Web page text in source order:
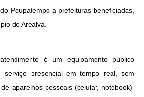
Poupatempo a prefeituras beneficiadas,
de Arealva.
é um equipamento público
serviço presencial em tempo real, sem
aparelhos pessoais (celular, notebook)